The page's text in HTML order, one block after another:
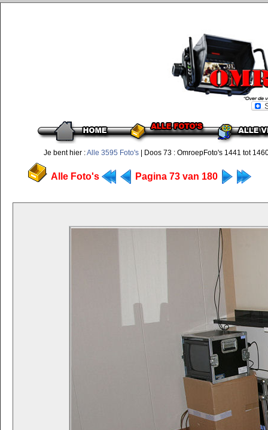
Je bent hier :Alle 3595 Foto's | Doos 73 : OmroepFoto's 1441 tot
Alle Foto's Pagina 73 van 180